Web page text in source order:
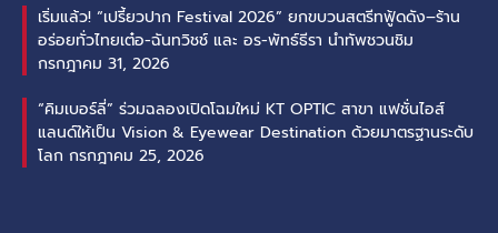
เริ่มแล้ว! “เปรี้ยวปาก Festival 2026” ยกขบวนสตรีทฟู้ดดัง–ร้าน
อร่อยทั่วไทยเต๋อ-ฉันทวิชช์ และ อร-พัทธ์ธีรา นำทัพชวนชิม
กรกฎาคม 31, 2026
“คิมเบอร์ลี่” ร่วมฉลองเปิดโฉมใหม่ KT OPTIC สาขา แฟชั่นไอส์
แลนด์ให้เป็น Vision & Eyewear Destination ด้วยมาตรฐานระดับ
โลก กรกฎาคม 25, 2026